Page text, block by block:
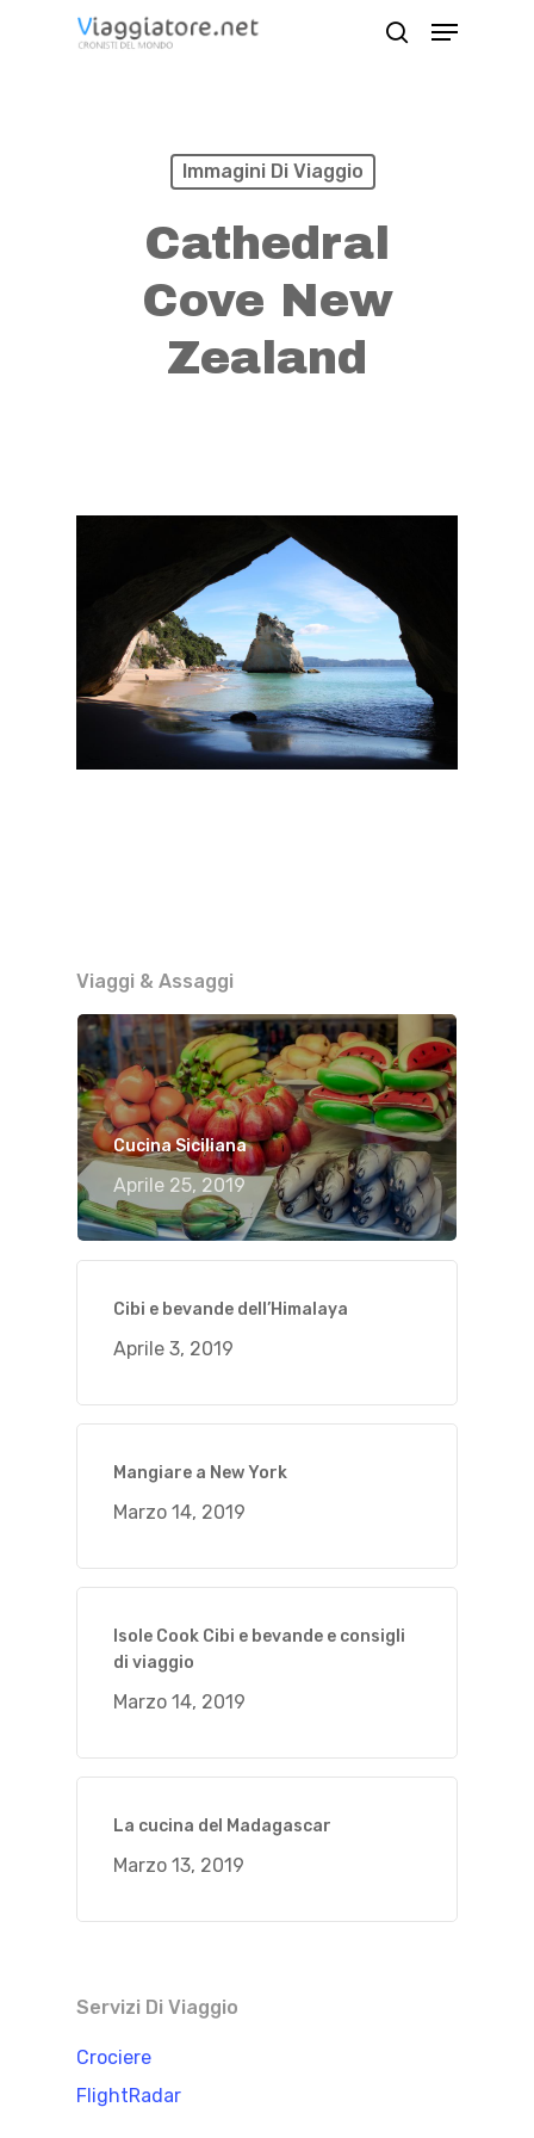
Menu
Immagini Di Viaggio
Cathedral
Cove New
Zealand
Viaggi & Assaggi
Cucina Siciliana
Aprile 25, 2019
Cibi e bevande dell’Himalaya
Aprile 3, 2019
Mangiare a New York
Marzo 14, 2019
Isole Cook Cibi e bevande e consigli
di viaggio
Marzo 14, 2019
La cucina del Madagascar
Marzo 13, 2019
Servizi Di Viaggio
Crociere
FlightRadar